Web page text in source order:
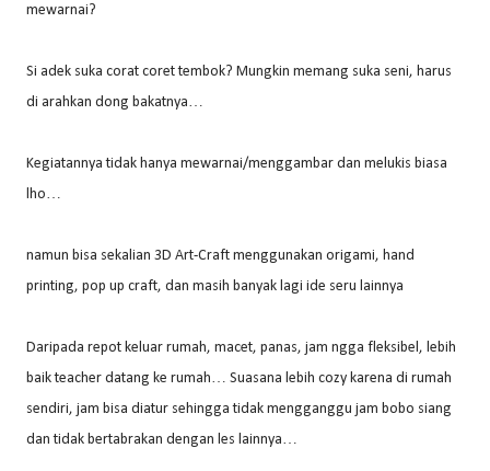
mewarnai?
Si adek suka corat coret tembok? Mungkin memang suka seni, harus
di arahkan dong bakatnya…
Kegiatannya tidak hanya mewarnai/menggambar dan melukis biasa
lho…
namun bisa sekalian 3D Art-Craft menggunakan origami, hand
printing, pop up craft, dan masih banyak lagi ide seru lainnya
Daripada repot keluar rumah, macet, panas, jam ngga fleksibel, lebih
baik teacher datang ke rumah… Suasana lebih cozy karena di rumah
sendiri, jam bisa diatur sehingga tidak mengganggu jam bobo siang
dan tidak bertabrakan dengan les lainnya…